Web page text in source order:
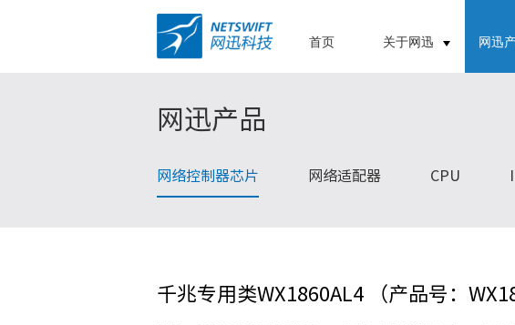
首页 关于网迅 网迅
网迅产品
网络控制器芯片 网络适配器 CPU
千兆专用类WX1860AL4 （产品号：